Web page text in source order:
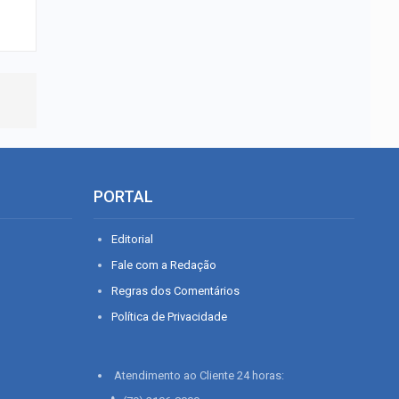
PORTAL
Editorial
Fale com a Redação
Regras dos Comentários
Política de Privacidade
Atendimento ao Cliente 24 horas: